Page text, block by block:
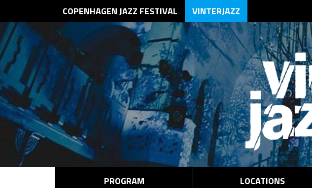
COPENHAGEN JAZZ FESTIVAL VINTERJAZZ
PROGRAM LOCATIONS